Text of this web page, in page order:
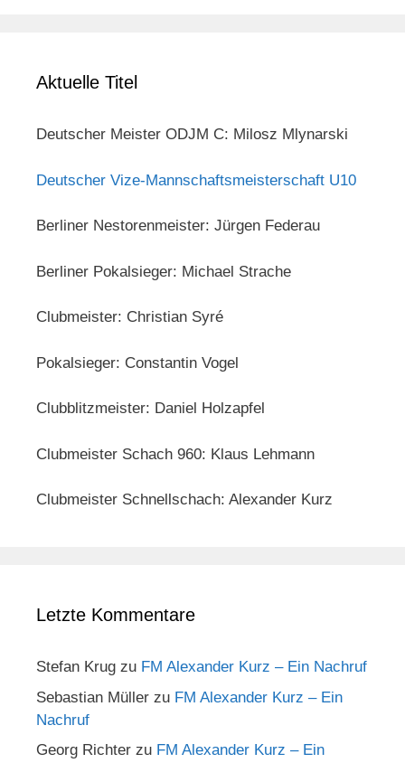
Aktuelle Titel
Deutscher Meister ODJM C: Milosz Mlynarski
Deutscher Vize-Mannschaftsmeisterschaft U10
Berliner Nestorenmeister: Jürgen Federau
Berliner Pokalsieger: Michael Strache
Clubmeister: Christian Syré
Pokalsieger: Constantin Vogel
Clubblitzmeister: Daniel Holzapfel
Clubmeister Schach 960: Klaus Lehmann
Clubmeister Schnellschach: Alexander Kurz
Letzte Kommentare
Stefan Krug zu FM Alexander Kurz – Ein Nachruf
Sebastian Müller zu FM Alexander Kurz – Ein
Nachruf
Georg Richter zu FM Alexander Kurz – Ein